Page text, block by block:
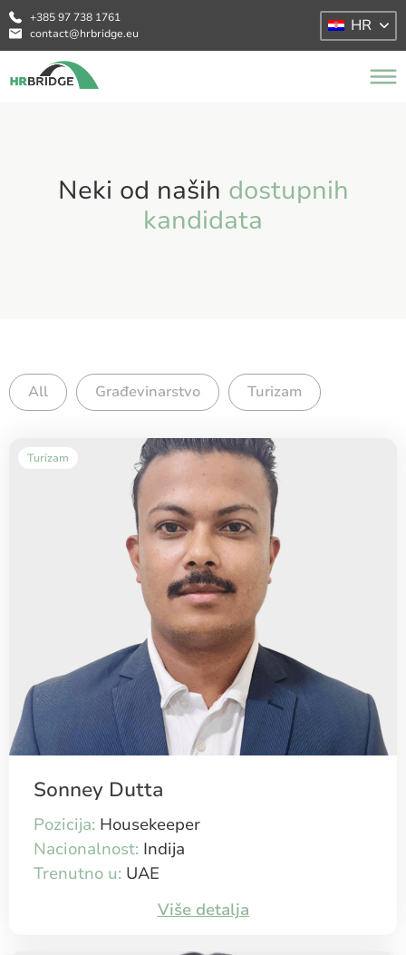
+385 97 738 1761
contact@hrbridge.eu
HR
Neki od naših dostupnih
kandidata
All Građevinarstvo Turizam
Turizam
Sonney Dutta
Pozicija: Housekeeper
Nacionalnost: Indija
Trenutno u: UAE
Više detalja